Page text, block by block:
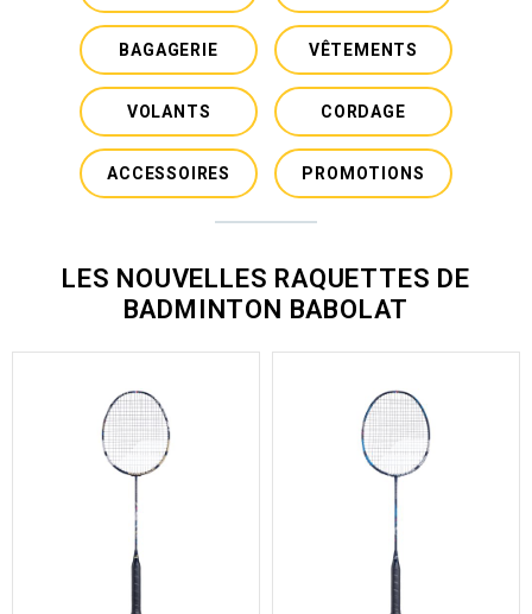
BAGAGERIE VÊTEMENTS
VOLANTS CORDAGE
ACCESSOIRES PROMOTIONS
LES NOUVELLES RAQUETTES DE
BADMINTON BABOLAT